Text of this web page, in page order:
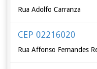
Rua Adolfo Carranza
CEP 02216020
Rua Affonso Fernandes